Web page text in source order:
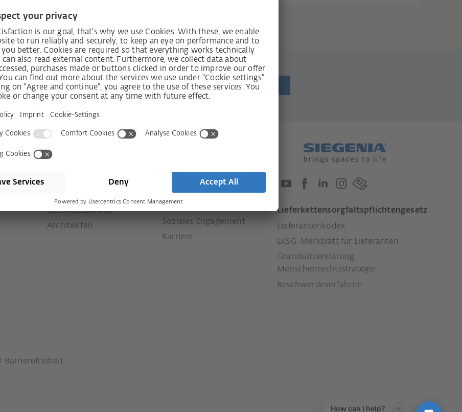
den
Newsletter erhalten
Shop besuchen
Geschäftspartner
Architekten
Presse
Historie
Unsere Werte
Soziales Engagement
Karriere
Lieferkettensorgfaltspflichtengesetz
Lieferantenkodex
LkSG-Merkblatt für Lieferanten
Grundsatzerklärung
Menschenrechtsstrategie
Beschwerdeverfahren
Barrierefreiheit